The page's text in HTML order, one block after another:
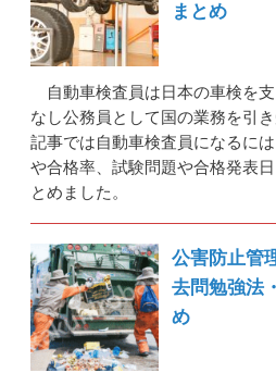
まとめ
自動車検査員は日本の車検を
なし公務員として国の業務を引
記事では自動車検査員になるに
や合格率、試験問題や合格発表
とめました。
公害防止管
去問勉強法
め